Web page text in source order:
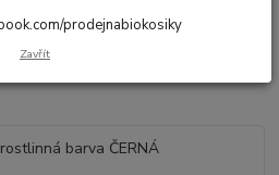
barva
prodejnabiokosiky
Zavřít